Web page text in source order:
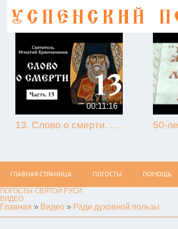
00:11:16
13. Слово о смерти. Игнатий Брянчанинов.
ГЛАВНАЯ СТРАНИЦА ПОГОСТЫ ПОМОЩЬ
ПОГОСТЫ СВЯТОЙ РУСИ
ВИДЕО
Главная » Видео » Ради духовной пользы